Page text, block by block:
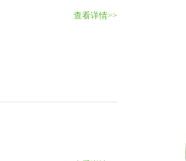
查看详情>>